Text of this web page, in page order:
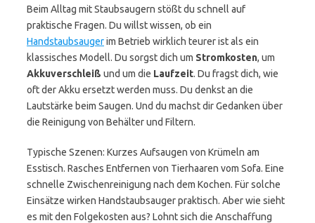
Beim Alltag mit Staubsaugern stößt du schnell auf
praktische Fragen. Du willst wissen, ob ein
Handstaubsaugerim Betrieb wirklich teurer ist als ein
klassisches Modell. Du sorgst dich um Stromkosten, um
Akkuverschleiß und um die Laufzeit. Du fragst dich, wie
oft der Akku ersetzt werden muss. Du denkst an die
Lautstärke beim Saugen. Und du machst dir Gedanken über
die Reinigung von Behälter und Filtern.
Typische Szenen: Kurzes Aufsaugen von Krümeln am
Esstisch. Rasches Entfernen von Tierhaaren vom Sofa. Eine
schnelle Zwischenreinigung nach dem Kochen. Für solche
Einsätze wirken Handstaubsauger praktisch. Aber wie sieht
es mit den Folgekosten aus? Lohnt sich die Anschaffung